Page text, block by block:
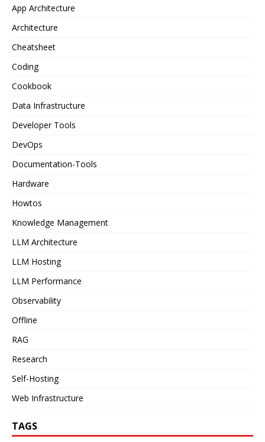
App Architecture
Architecture
Cheatsheet
Coding
Cookbook
Data Infrastructure
Developer Tools
DevOps
Documentation-Tools
Hardware
Howtos
Knowledge Management
LLM Architecture
LLM Hosting
LLM Performance
Observability
Offline
RAG
Research
Self-Hosting
Web Infrastructure
TAGS